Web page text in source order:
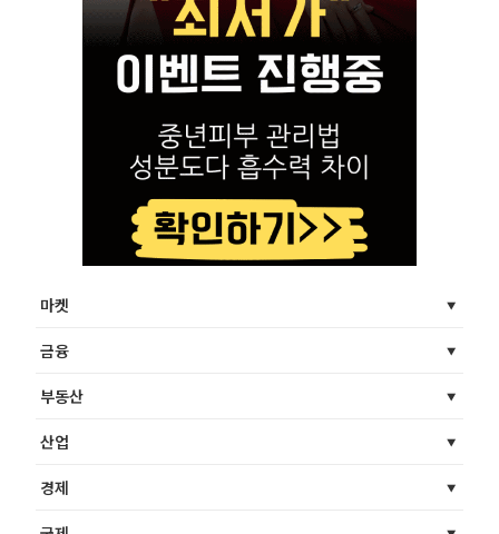
마켓
금융
부동산
산업
경제